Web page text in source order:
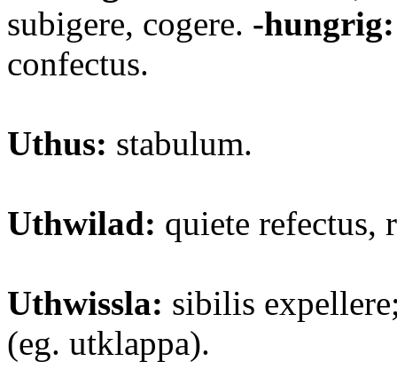
subigere, cogere. -hungrig:
confectus.
Uthus: stabulum.
Uthwilad: quiete refectus,
Uthwissla: sibilis
(eg. utklappa).